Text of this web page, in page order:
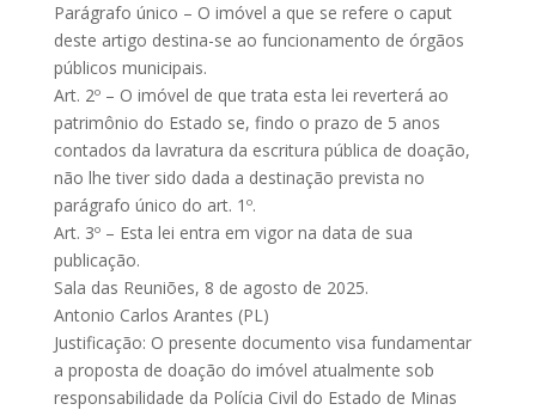
Parágrafo único – O imóvel a que se refere o caput
deste artigo destina-se ao funcionamento de órgãos
públicos municipais.
Art. 2º – O imóvel de que trata esta lei reverterá ao
patrimônio do Estado se, findo o prazo de 5 anos
contados da lavratura da escritura pública de doação,
não lhe tiver sido dada a destinação prevista no
parágrafo único do art. 1º.
Art. 3º – Esta lei entra em vigor na data de sua
publicação.
Sala das Reuniões, 8 de agosto de 2025.
Antonio Carlos Arantes (PL)
Justificação: O presente documento visa fundamentar
a proposta de doação do imóvel atualmente sob
responsabilidade da Polícia Civil do Estado de Minas